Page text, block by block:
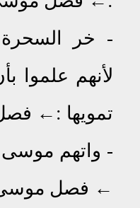
- خر السحرة
لأنهم علموا
تمويها : ←
- واتهم موسى
← فصل